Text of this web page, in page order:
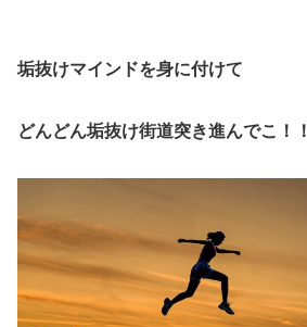
垢抜けマインドを身に付けて
どんどん垢抜け街道突き進んでこ！！